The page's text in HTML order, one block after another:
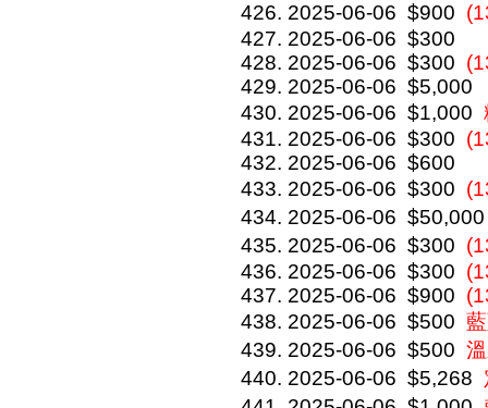
2025-06-06 $900
2025-06-06 $300
2025-06-06 $300
2025-06-06 $5,000
2025-06-06 $1,000
2025-06-06 $300
2025-06-06 $600
2025-06-06 $300
2025-06-06 $50,000
2025-06-06 $300
2025-06-06 $300
2025-06-06 $900
2025-06-06 $500
2025-06-06 $500
2025-06-06 $5,268